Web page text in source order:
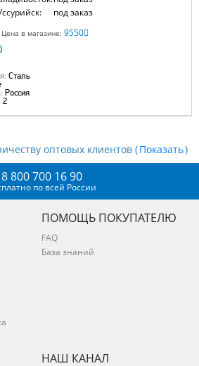
под заказ
Цена в магазине: 9550
Сталь
Россия
2
оптовых клиентов ( )
8 800 700 16 90
по всей России
ПОМОЩЬ ПОКУПАТЕЛЮ
FAQ
База знаний
НАШ КАНАЛ